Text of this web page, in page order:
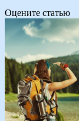
Оцените статью